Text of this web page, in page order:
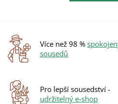
Více než 98 %
sousedů
Pro lepší sousedství -
udržitelný e-shop